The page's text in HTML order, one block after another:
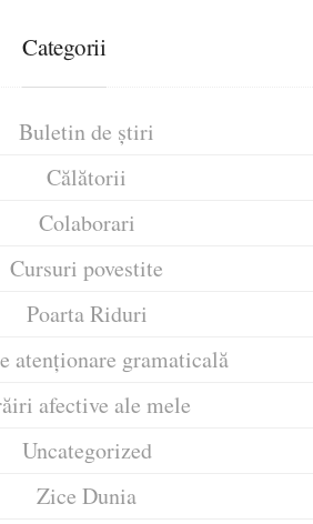
Categorii
Buletin de știri
Călătorii
Colaborari
Cursuri povestite
Poarta Riduri
atenționare gramaticală
afective ale mele
Uncategorized
Zice Dunia